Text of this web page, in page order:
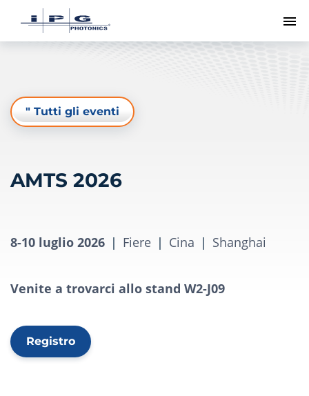
" Tutti gli eventi
AMTS 2026
8-10 luglio 2026 | Fiere | Cina | Shanghai
Venite a trovarci allo stand W2-J09
Registro